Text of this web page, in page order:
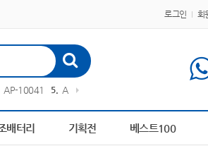
로그인 회
AP-100413 5 AP-100616
배터리 기획전 베스트100